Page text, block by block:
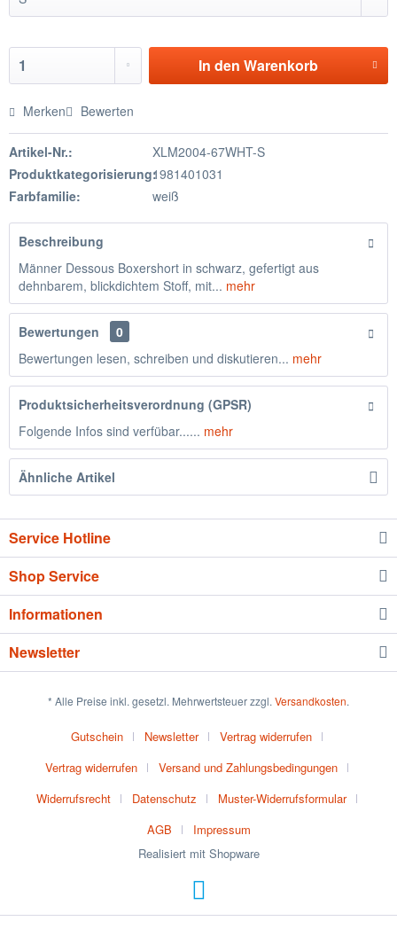
In den Warenkorb
Merken Bewerten
Artikel-Nr.:
XLM2004-67WHT-S
Produktkategorisierung:1981401031
Farbfamilie:
weiß
Beschreibung
Männer Dessous Boxershort in schwarz, gefertigt aus
dehnbarem, blickdichtem Stoff, mit... mehr
Bewertungen
0
Bewertungen lesen, schreiben und diskutieren... mehr
Produktsicherheitsverordnung (GPSR)
Folgende Infos sind verfübar...... mehr
Ähnliche Artikel
Service Hotline
Shop Service
Informationen
Newsletter
* Alle Preise inkl. gesetzl. Mehrwertsteuer zzgl. Versandkosten.
Gutschein Newsletter
Vertrag widerrufen
Vertrag widerrufen
Versand und Zahlungsbedingungen
Widerrufsrecht
Datenschutz
Muster-Widerrufsformular
AGB
Impressum
Realisiert mit Shopware